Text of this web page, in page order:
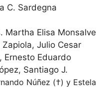
C. Sardegna
Martha Elisa Monsalve
Julio Cesar
Ernesto Eduardo
Santiago J.
Núñez (†) y Estela